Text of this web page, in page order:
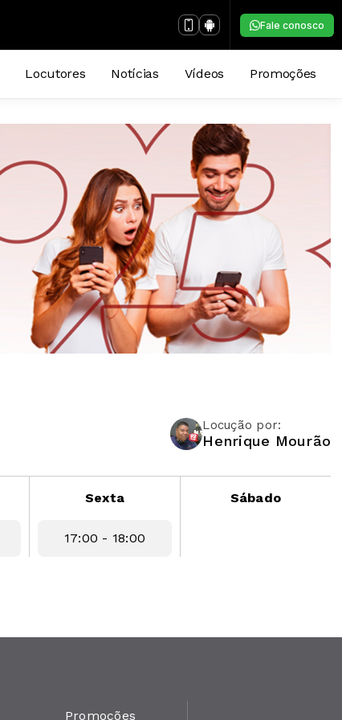
Fale conosco
Locutores Notícias Vídeos Promoções
Locução por:
Henrique Mourão
Sexta
17:00 - 18:00
Sábado
Promoções